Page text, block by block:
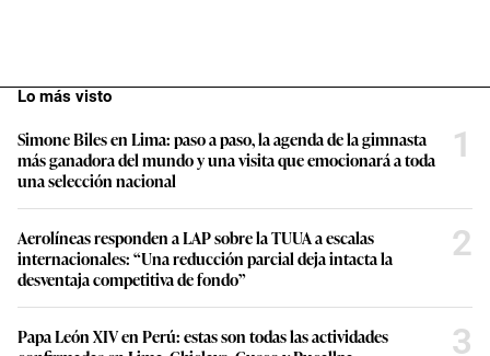
Lo más visto
Simone Biles en Lima: paso a paso, la agenda de la gimnasta
más ganadora del mundo y una visita que emocionará a toda
una selección nacional
1
Aerolíneas responden a LAP sobre la TUUA a escalas
internacionales: “Una reducción parcial deja intacta la
desventaja competitiva de fondo”
2
Papa León XIV en Perú: estas son todas las actividades
3